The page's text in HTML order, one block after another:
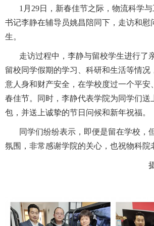
1 月 29日，新春佳节之际，物流科学
书记李静在辅导员姚昌陪同下，走访和慰
生。
走访过程中，李静与留校学生进行了
留校同学假期的学习、科研和生活等情况
意人身和财产安全，在学校度过一个平安
春佳节。同时，李静代表学院为同学们送
包，并送上诚挚的节日问候和新年祝福。
同学们纷纷表示，即便是留在学校，
氛围，非常感谢学院的关心，也祝物科院